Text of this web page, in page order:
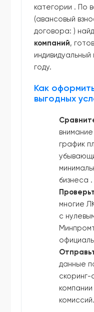
категории . По
(авансовый
договора:)
компаний,
году.
Как
выгодных
график
бизнеса .
многие
с
данные
скоринг-
комиссий.